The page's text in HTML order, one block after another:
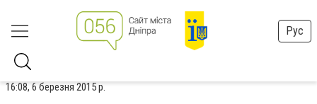
Рус
16:08, 6 березня 2015 р.